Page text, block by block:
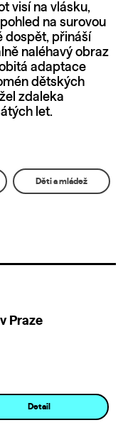
visí na vlásku,
na surovou
dospět, přináší
naléhavý obraz
adaptace
dětských
zdaleka
let.
Děti a mládež
Praze
Detail